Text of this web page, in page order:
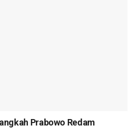
Prabowo Redam